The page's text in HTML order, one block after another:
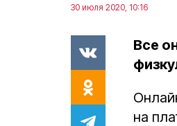
30 июля 2020, 10:16
Все
на